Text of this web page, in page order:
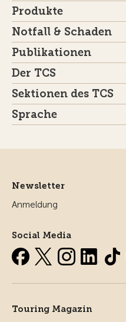
Produkte
Notfall & Schaden
Publikationen
Der TCS
Sektionen des TCS
Sprache
Newsletter
Anmeldung
Social Media
Touring Magazin